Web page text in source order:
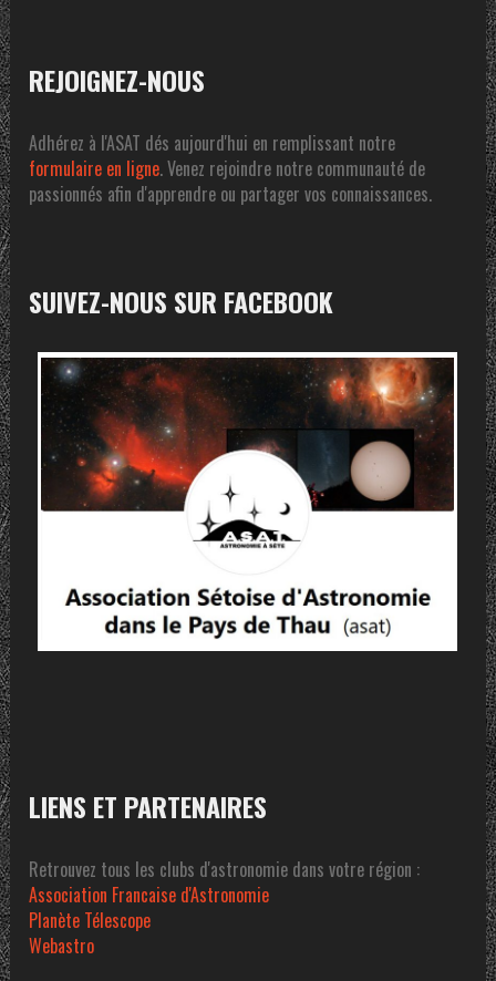
REJOIGNEZ-NOUS
Adhérez à l'ASAT dés aujourd'hui en remplissant notre
formulaire en ligne. Venez rejoindre notre communauté de
passionnés afin d'apprendre ou partager vos connaissances.
SUIVEZ-NOUS SUR FACEBOOK
LIENS ET PARTENAIRES
Retrouvez tous les clubs d'astronomie dans votre région :
Association Francaise d'Astronomie
Planète Télescope
Webastro